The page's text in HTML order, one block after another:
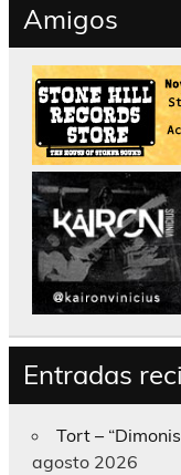
Amigos
Entradas
Tort –
agosto 2026